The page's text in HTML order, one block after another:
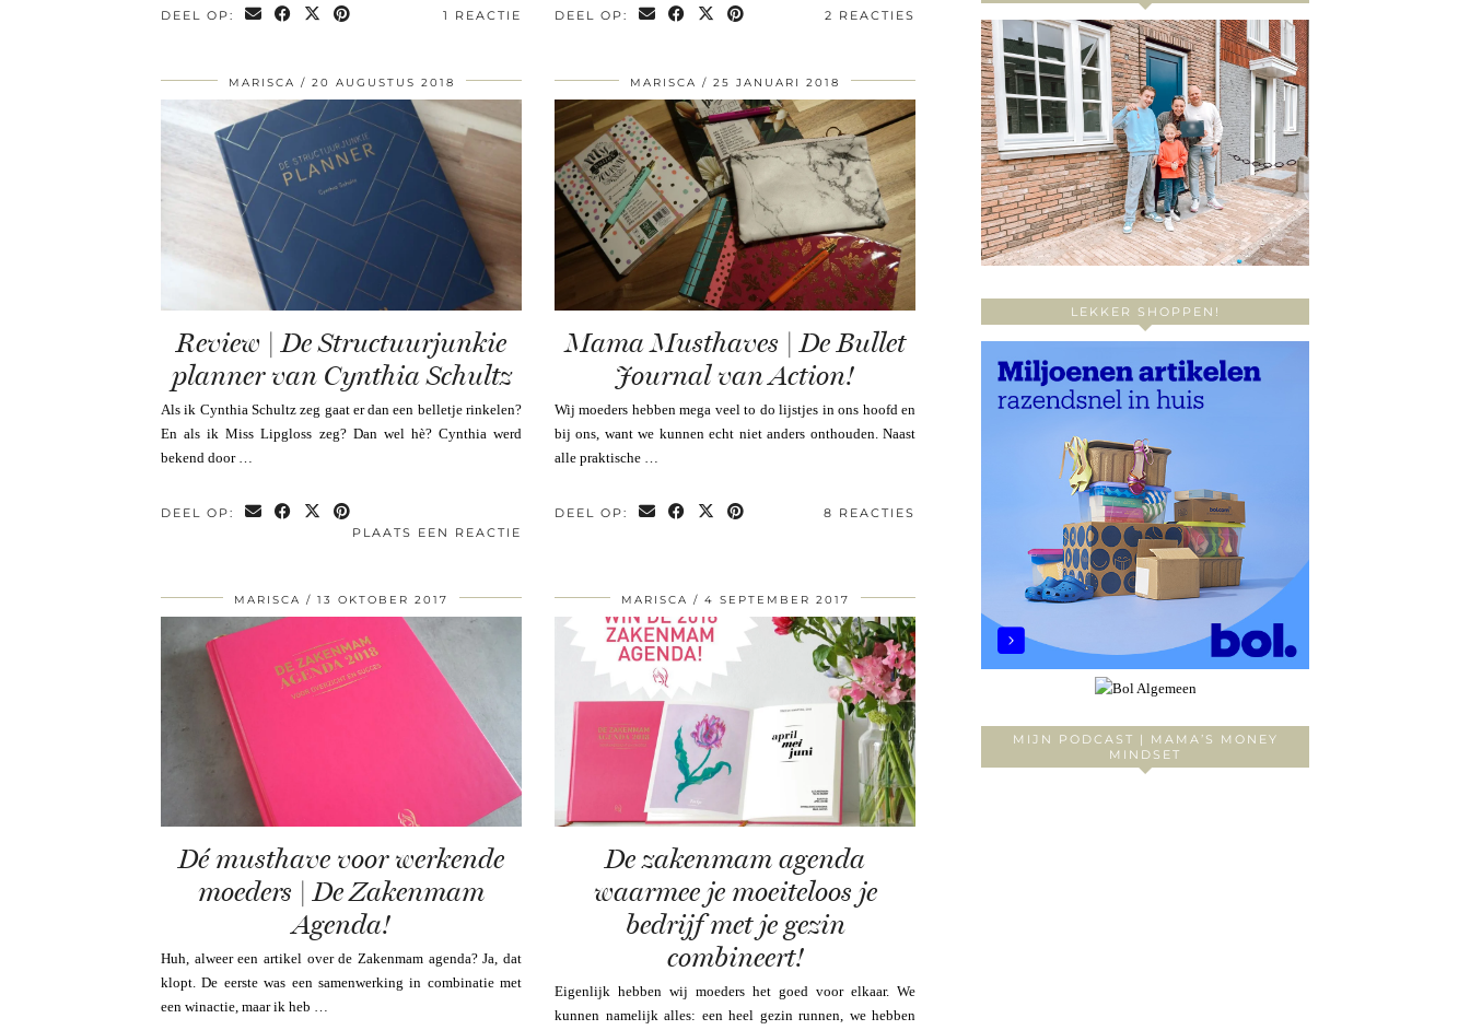
DEEL OP: 1 REACTIE DEEL OP: 2 REACTIES
MARISCA 20 AUGUSTUS 2018
Review | De Structuurjunkie
planner van Cynthia Schultz
Als ik Cynthia Schultz zeg gaat er dan een belletje rinkelen?
En als ik Miss Lipgloss zeg? Dan wel hè? Cynthia werd
bekend door …
DEEL OP:
PLAATS EEN REACTIE
MARISCA 25 JANUARI 2018
Mama Musthaves | De Bullet
Journal van Action!
Wij moeders hebben mega veel to do lijstjes in ons hoofd en
bij ons, want we kunnen echt niet anders onthouden. Naast
alle praktische …
DEEL OP: 8 REACTIES
MARISCA 13 OKTOBER 2017
Dé musthave voor werkende
moeders | De Zakenmam
Agenda!
Huh, alweer een artikel over de Zakenmam agenda? Ja, dat
klopt. De eerste was een samenwerking in combinatie met
een winactie, maar ik heb …
MARISCA 4 SEPTEMBER 2017
De zakenmam agenda
waarmee je moeiteloos je
bedrijf met je gezin
combineert!
Eigenlijk hebben wij moeders het goed voor elkaar. We
kunnen namelijk alles: een heel gezin runnen, we hebben
LEKKER SHOPPEN!
MIJN PODCAST | MAMA’S MONEY
MINDSET